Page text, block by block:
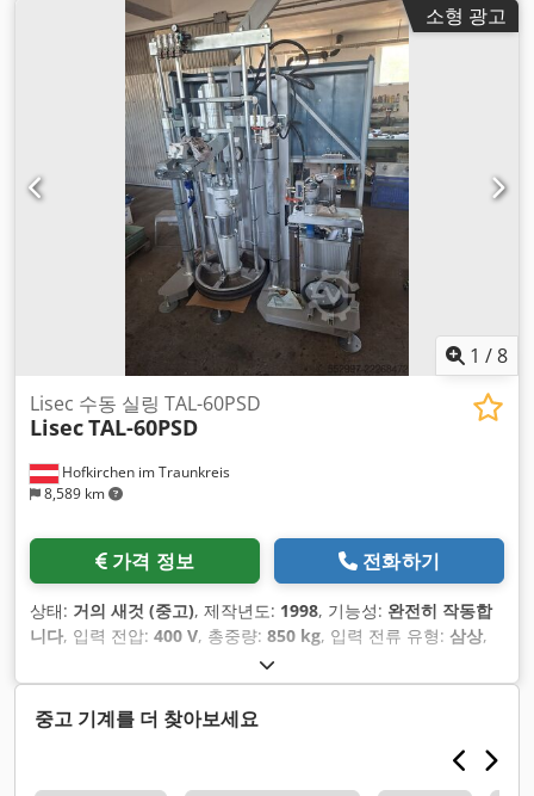
소형 광고
1 /8
Hofkirchen im Traunkreis
8,589 km
Lisec 수동 실링 TAL-60PSD
LisecTAL-60PSD
가격 정보 전화하기
상태: 거의 새것 (중고), 제작년도: 1998, 기능성: 완전히 작동합
니다, 입력 전압: 400 V, 총중량: 850 kg, 입력 전류 유형: 삼상,
중고 기계를 더 찾아보세요